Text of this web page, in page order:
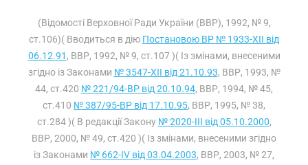
(Відомості Верховної Ради України (ВВР), 1992, № 9,
ст.106)( Вводиться в дію Постановою ВР № 1933-XII від
06.12.91 , ВВР, 1992, № 9, ст.107 )( Із змінами, внесеними
згідно із Законами № 3547-XII від 21.10.93, ВВР, 1993, №
44, ст.420 № 221/94-ВР від 20.10.94, ВВР, 1994, № 45,
ст.410 № 387/95-ВР від 17.10.95, ВВР, 1995, № 38,
ст.284 )( В редакції Закону № 2020-III від 05.10.2000,
ВВР, 2000, № 49, ст.420 )( Із змінами, внесеними згідно
із Законами № 662-IV від 03.04.2003, ВВР, 2003, № 27,